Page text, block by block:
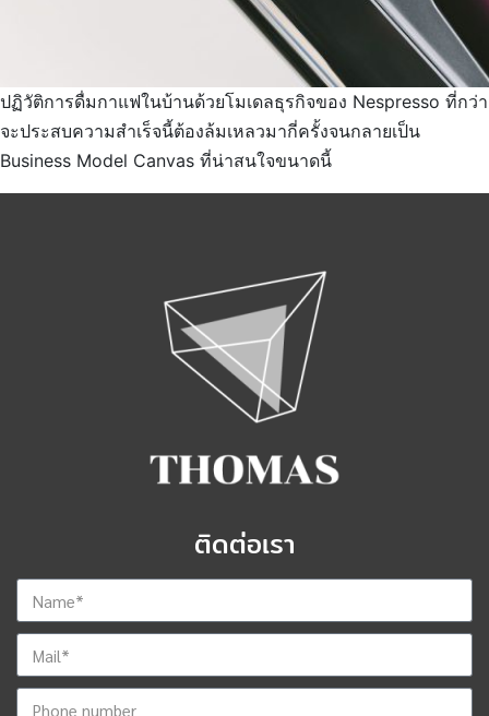
ปฏิวัติการดื่มกาแฟในบ้านด้วยโมเดลธุรกิจของ Nespresso ที่กว่า
จะประสบความสำเร็จนี้ต้องล้มเหลวมากี่ครั้งจนกลายเป็น
Business Model Canvas ที่น่าสนใจขนาดนี้
ติดต่อเรา